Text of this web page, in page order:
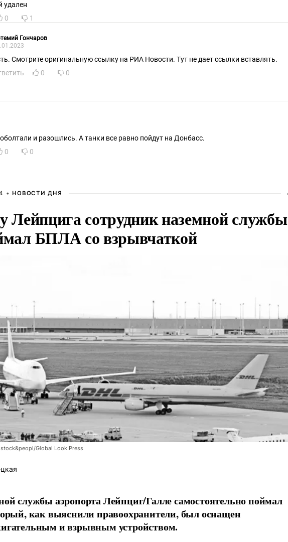
удален
0 1
Гончаров
Смотрите оригинальную ссылку на РИА Новости. Тут не дает ссылки вставлять.
0 0
и разошлись. А танки все равно пойдут на Донбасс.
0 0
• НОВОСТИ ДНЯ
Лейпцига сотрудник наземной службы
БПЛА со взрывчаткой
stock&peopl/Global Look Press
службы аэропорта Лейпциг/Галле самостоятельно поймал
как выяснили правоохранители, был оснащен
и взрывным устройством.